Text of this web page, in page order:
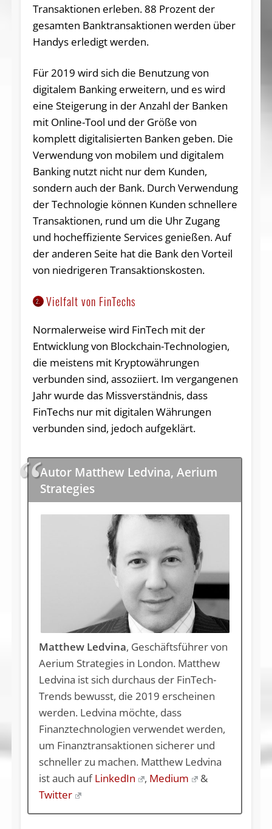
Transaktionen erleben. 88 Prozent der
gesamten Banktransaktionen werden über
Handys erledigt werden.
Für 2019 wird sich die Benutzung von
digitalem Banking erweitern, und es wird
eine Steigerung in der Anzahl der Banken
mit Online-Tool und der Größe von
komplett digitalisierten Banken geben. Die
Verwendung von mobilem und digitalem
Banking nutzt nicht nur dem Kunden,
sondern auch der Bank. Durch Verwendung
der Technologie können Kunden schnellere
Transaktionen, rund um die Uhr Zugang
und hocheffiziente Services genießen. Auf
der anderen Seite hat die Bank den Vorteil
von niedrigeren Transaktionskosten.
2. Vielfalt von FinTechs
Normalerweise wird FinTech mit der
Entwicklung von Blockchain-Technologien,
die meistens mit Kryptowährungen
verbunden sind, assoziiert. Im vergangenen
Jahr wurde das Missverständnis, dass
FinTechs nur mit digitalen Währungen
verbunden sind, jedoch aufgeklärt.
Autor Matthew Ledvina, Aerium
Strategies
Matthew Ledvina, Geschäftsführer von
Aerium Strategies in London. Matthew
Ledvina ist sich durchaus der FinTech-
Trends bewusst, die 2019 erscheinen
werden. Ledvina möchte, dass
Finanztechnologien verwendet werden,
um Finanztransaktionen sicherer und
schneller zu machen. Matthew Ledvina
ist auch aufLinkedIn , Medium
&
Twitter